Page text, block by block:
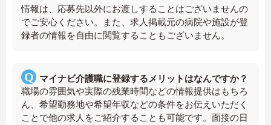
情報は、応募先以外にお渡しすることはございませんの
でご安心ください。また、求人掲載元の病院や施設が登
録者の情報を自由に閲覧することもございません。
マイナビ介護職に登録するメリットはなんですか？
職場の雰囲気や実際の残業時間などの情報提供はもちろ
ん、希望勤務地や希望年収などの条件をお伝えいただく
ことで他の求人をご紹介することも可能です。面接の日